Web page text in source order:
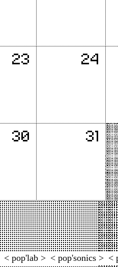
< pop'lab > < pop'sonics > <